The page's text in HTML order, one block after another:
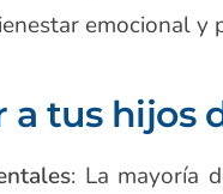
emocional y
tus hijos
: La mayoría